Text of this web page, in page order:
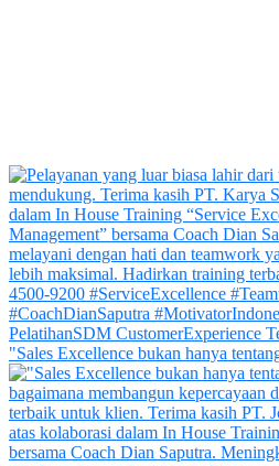
"Sales Excellence bukan hanya